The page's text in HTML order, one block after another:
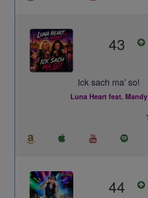
43
Ick sach ma' so!
Luna Heart feat. Mandy
44